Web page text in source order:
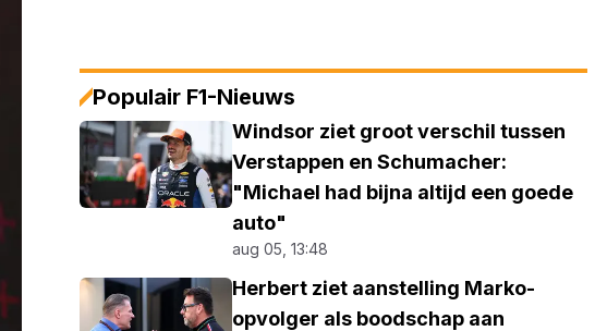
Populair F1-Nieuws
Windsor ziet groot verschil tussen
Verstappen en Schumacher:
"Michael had bijna altijd een goede
auto"
aug 05, 13:48
Herbert ziet aanstelling Marko-
opvolger als boodschap aan